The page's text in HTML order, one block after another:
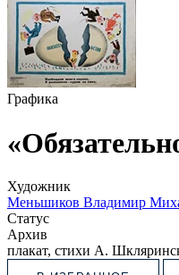
Графика
Художник
Меньшиков Владимир
Статус
Архив
плакат, стихи А.